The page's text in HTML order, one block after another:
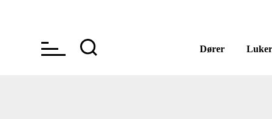
Dører Luker